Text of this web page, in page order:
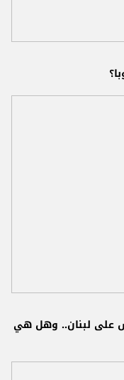
على لبنان.. وهل هي